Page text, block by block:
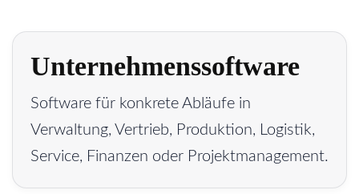
Unternehmenssoftware
Software für konkrete Abläufe in
Verwaltung, Vertrieb, Produktion, Logistik,
Service, Finanzen oder Projektmanagement.